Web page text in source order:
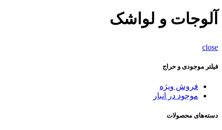
آلوجات و لواشک
close
فیلتر موجودی و حراج
فروش ویژه
موجود در انبار
دسته‌های محصولات